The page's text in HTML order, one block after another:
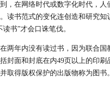
，在网络时代或数字化时代，人
读书范式的变化连创造和研究知
书”才会口诛笔伐。
年内没有读过书，因为联合国
封面和封底在内49页以上的印刷
取得版权保护的出版物称为图书。